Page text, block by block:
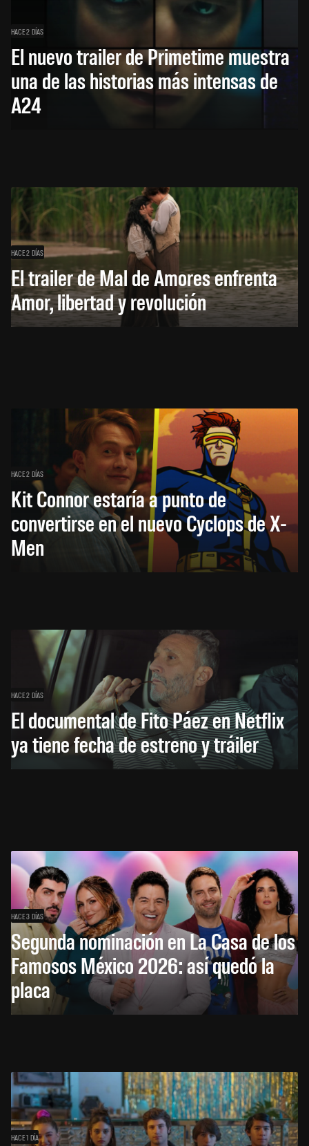
HACE 2 DÍAS
El nuevo trailer de Primetime muestra
una de las historias más intensas de
A24
HACE 2 DÍAS
El trailer de Mal de Amores enfrenta
Amor, libertad y revolución
HACE 2 DÍAS
Kit Connor estaría a punto de
convertirse en el nuevo Cyclops de X-
Men
HACE 2 DÍAS
El documental de Fito Páez en Netflix
ya tiene fecha de estreno y tráiler
HACE 3 DÍAS
Segunda nominación en La Casa de los
Famosos México 2026: así quedó la
placa
HACE 1 DÍA